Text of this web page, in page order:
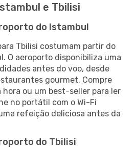
e Tbilisi
do Istambul
Tbilisi costumam partir do
O aeroporto disponibiliza uma
antes do voo, desde
gourmet. Compre
ou um best-seller para ler
no portátil com o Wi-Fi
refeição deliciosa antes da
do Tbilisi